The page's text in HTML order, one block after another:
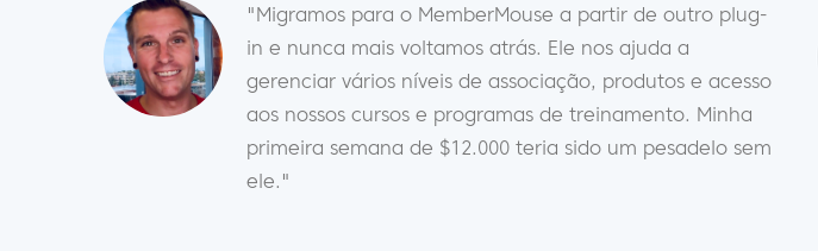
"Migramos para o MemberMouse a partir de outro plug-
in e nunca mais voltamos atrás. Ele nos ajuda a
gerenciar vários níveis de associação, produtos e acesso
aos nossos cursos e programas de treinamento. Minha
primeira semana de $12.000 teria sido um pesadelo sem
ele."